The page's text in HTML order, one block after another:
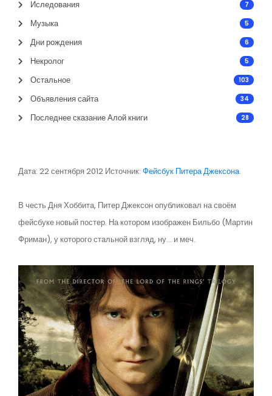
Иследования 7
Музыка 5
Дни рождения 6
Некролог 5
Остальное 103
Объявления сайта 34
Последнее сказание Алой книги 28
Дата: 22 сентября 2012 Источник: Фейсбук Питера Джексона.
В честь Дня Хоббита, Питер Джексон опубликовал на своём
фейсбуке новый постер. На котором изображен Бильбо (Мартин
Фриман), у которого стальной взгляд, ну... и меч.